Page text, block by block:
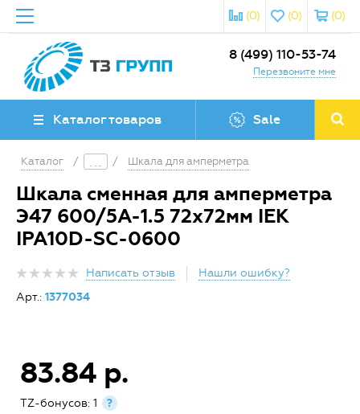
(0)
(0)
(0)
8 (499) 110-53-74
Перезвоните мне
Каталог товаров Sale
Каталог / / Шкала для амперметра
Шкала сменная для амперметра
Э47 600/5А-1.5 72х72мм IEK
IPA10D-SC-0600
Написать отзыв
Нашли ошибку?
Арт.: 1377034
83.84 р.
TZ-бонусов: 1 ?